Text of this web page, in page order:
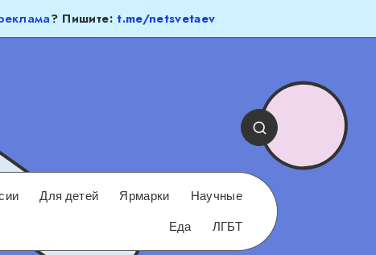
? Пишите:t.me/netsvetaev
Для детей Ярмарки
Научные
Еда
ЛГБТ